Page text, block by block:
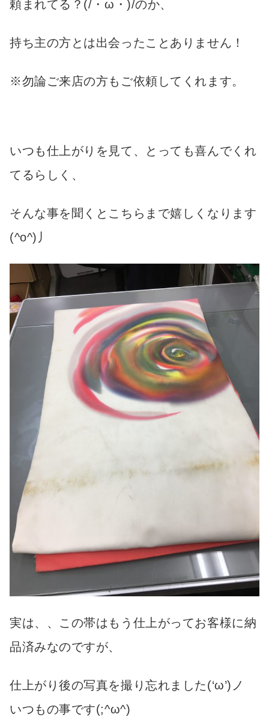
頼まれてる？(/・ω・)/のか、
持ち主の方とは出会ったことありません！
※勿論ご来店の方もご依頼してくれます。
いつも仕上がりを見て、とっても喜んでくれ
てるらしく、
そんな事を聞くとこちらまで嬉しくなります
(^o^)丿
実は、、この帯はもう仕上がってお客様に納
品済みなのですが、
仕上がり後の写真を撮り忘れました(‘ω’)ノ
いつもの事です(;^ω^)